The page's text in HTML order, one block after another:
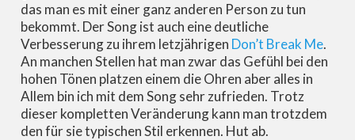
das man es mit einer ganz anderen Person zu tun
bekommt. Der Song ist auch eine deutliche
Verbesserung zu ihrem letzjährigen Don’t Break Me.
An manchen Stellen hat man zwar das Gefühl bei den
hohen Tönen platzen einem die Ohren aber alles in
Allem bin ich mit dem Song sehr zufrieden. Trotz
dieser kompletten Veränderung kann man trotzdem
den für sie typischen Stil erkennen. Hut ab.